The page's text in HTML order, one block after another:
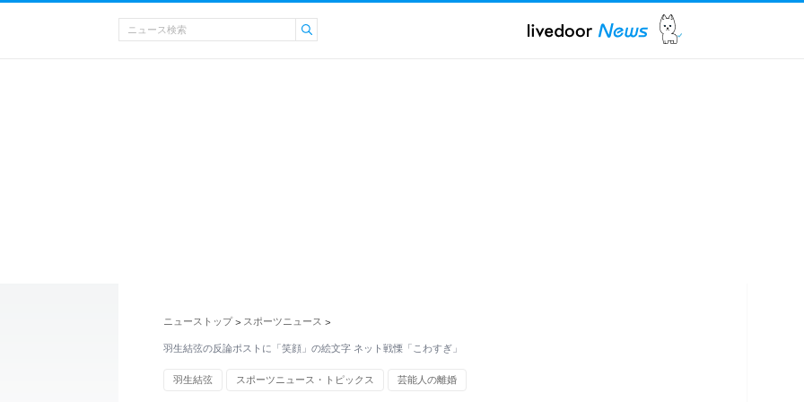
ニューストップ > スポーツニュース >
羽生結弦の反論ポストに「笑顔」の絵文字 ネット戦慄「こわすぎ」
羽生結弦 スポーツニュース・トピックス 芸能人の離婚